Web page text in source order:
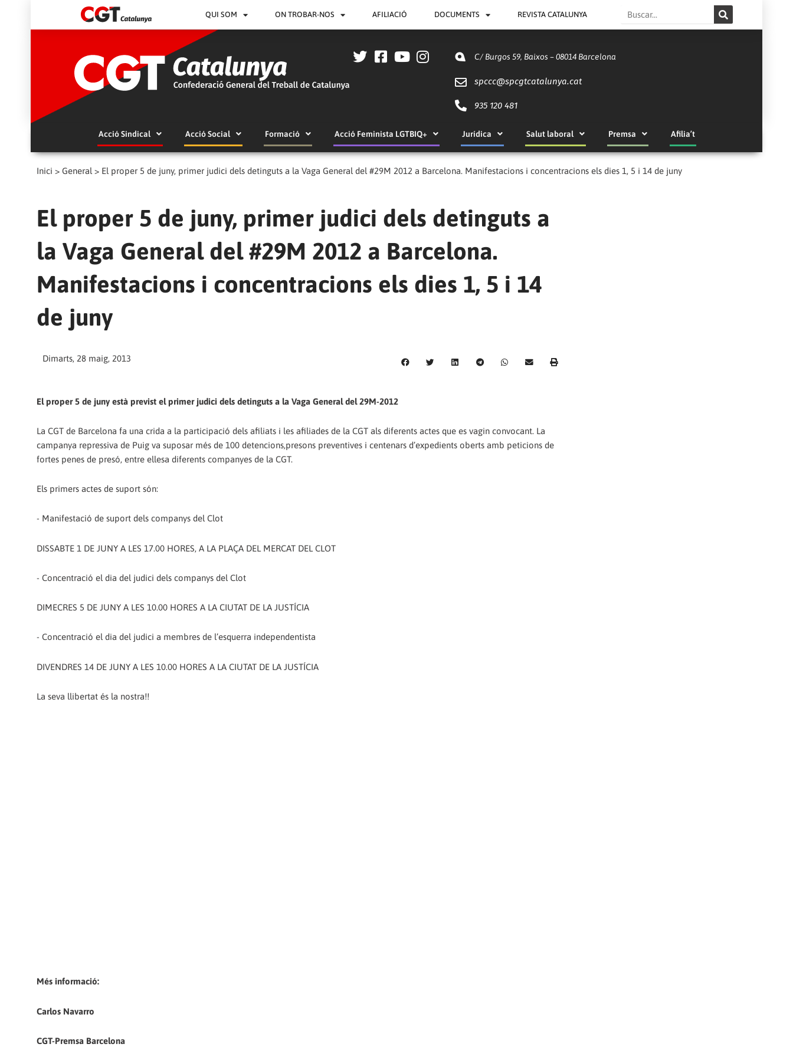
QUI SOM ON TROBAR-NOS AFILIACIÓ DOCUMENTS REVISTA CATALUNYA Search
C/ Burgos 59, Baixos – 08014 Barcelona
spccc@spcgtcatalunya.cat
935 120 481
Acció Sindical Acció Social Formació Acció Feminista LGTBIQ+ Jurídica Salut laboral Premsa Afilia’t
Inici > General > El proper 5 de juny, primer judici dels detinguts a la Vaga General del #29M 2012 a Barcelona. Manifestacions i concentracions els dies 1, 5 i 14 de juny
El proper 5 de juny, primer judici dels detinguts a
la Vaga General del #29M 2012 a Barcelona.
Manifestacions i concentracions els dies 1, 5 i 14
de juny
Dimarts, 28 maig, 2013
El proper 5 de juny està previst el primer judici dels detinguts a la Vaga General del 29M-2012
La CGT de Barcelona fa una crida a la participació dels afiliats i les afiliades de la CGT als diferents actes que es vagin convocant. La
campanya repressiva de Puig va suposar més de 100 detencions,presons preventives i centenars d’expedients oberts amb peticions de
fortes penes de presó, entre ellesa diferents companyes de la CGT.
Els primers actes de suport són:
- Manifestació de suport dels companys del Clot
DISSABTE 1 DE JUNY A LES 17.00 HORES, A LA PLAÇA DEL MERCAT DEL CLOT
- Concentració el dia del judici dels companys del Clot
DIMECRES 5 DE JUNY A LES 10.00 HORES A LA CIUTAT DE LA JUSTÍCIA
- Concentració el dia del judici a membres de l’esquerra independentista
DIVENDRES 14 DE JUNY A LES 10.00 HORES A LA CIUTAT DE LA JUSTÍCIA
La seva llibertat és la nostra!!
Més informació:
Carlos Navarro
CGT-Premsa Barcelona